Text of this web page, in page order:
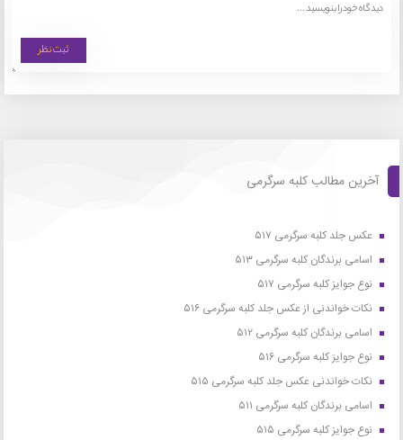
آخرین مطالب کلبه سرگرمی
عکس جلد کلبه سرگرمی ۵۱۷
اسامی برندگان کلبه سرگرمی ۵۱۳
نوع جوایز کلبه سرگرمی ۵۱۷
نکات خواندنی از عکس جلد کلبه سرگرمی ۵۱۶
اسامی برندگان کلبه سرگرمی ۵۱۲
نوع جوایز کلبه سرگرمی ۵۱۶
نکات خواندنی عکس جلد کلبه سرگرمی ۵۱۵
اسامی برندگان کلبه سرگرمی ۵۱۱
نوع جوایز کلبه سرگرمی ۵۱۵